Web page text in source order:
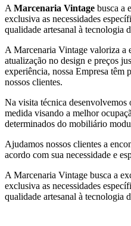
A Marcenaria Vintage busca a
exclusiva as necessidades
qualidade artesanal à tecnologia
A Marcenaria Vintage valoriza a
atualização no design e preços
experiência, nossa Empresa
nossos clientes.
Na visita técnica desenvolvemos
medida visando a melhor
determinados do mobiliário
Ajudamos nossos clientes a
acordo com sua necessidade e
A Marcenaria Vintage busca a
exclusiva as necessidades
qualidade artesanal à tecnologia